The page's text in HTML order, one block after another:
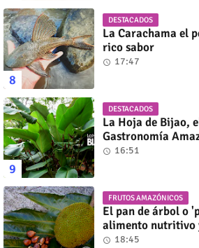
DESTACADOS
La Carachama el
rico sabor
17:47
DESTACADOS
La Hoja de Bijao,
Gastronomía
16:51
FRUTOS AMAZÓNICOS
El pan de árbol o
alimento nutritivo
amazónica
18:45